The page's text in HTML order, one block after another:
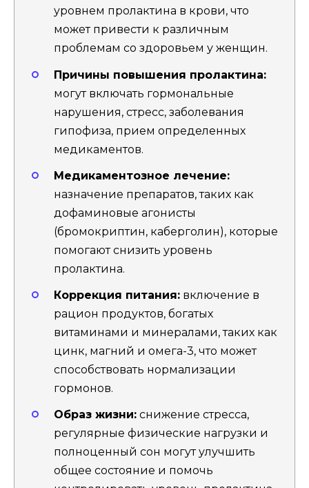
уровнем пролактина в крови, что
может привести к различным
проблемам со здоровьем у женщин.
Причины повышения пролактина:
могут включать гормональные
нарушения, стресс, заболевания
гипофиза, прием определенных
медикаментов.
Медикаментозное лечение:
назначение препаратов, таких как
дофаминовые агонисты
(бромокриптин, каберголин), которые
помогают снизить уровень
пролактина.
Коррекция питания: включение в
рацион продуктов, богатых
витаминами и минералами, таких как
цинк, магний и омега-3, что может
способствовать нормализации
гормонов.
Образ жизни: снижение стресса,
регулярные физические нагрузки и
полноценный сон могут улучшить
общее состояние и помочь